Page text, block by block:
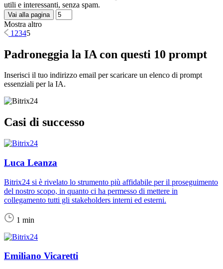
utili e interessanti, senza spam.
Vai alla pagina
Mostra altro
1 2345
Padroneggia la IA con questi 10 prompt
Inserisci il tuo indirizzo email per scaricare un elenco di prompt
essenziali per la IA.
Casi di successo
Luca Leanza
Bitrix24 si è rivelato lo strumento più affidabile per il proseguimento
del nostro scopo, in quanto ci ha permesso di mettere in
collegamento tutti gli stakeholders interni ed esterni.
1 min
Emiliano Vicaretti